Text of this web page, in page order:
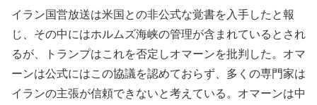
イラン国営放送は米国との非公式な覚書を入手したと報
じ、その中にはホルムズ海峡の管理が含まれているとされ
るが、トランプはこれを否定しオマーンを批判した。オマ
ーンは公式にはこの協議を認めておらず、多くの専門家は
イランの主張が信頼できないと考えている。オマーンは中